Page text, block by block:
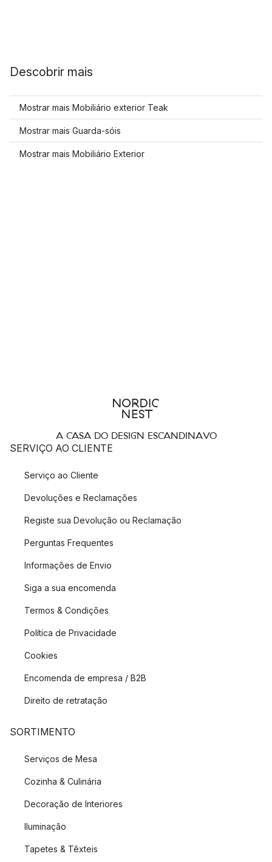
Descobrir mais
Mostrar mais Mobiliário exterior Teak
Mostrar mais Guarda-sóis
Mostrar mais Mobiliário Exterior
A CASA DO DESIGN ESCANDINAVO
SERVIÇO AO CLIENTE
Serviço ao Cliente
Devoluções e Reclamações
Registe sua Devolução ou Reclamação
Perguntas Frequentes
Informações de Envio
Siga a sua encomenda
Termos & Condições
Política de Privacidade
Cookies
Encomenda de empresa / B2B
Direito de retratação
SORTIMENTO
Serviços de Mesa
Cozinha & Culinária
Decoração de Interiores
Iluminação
Tapetes & Têxteis